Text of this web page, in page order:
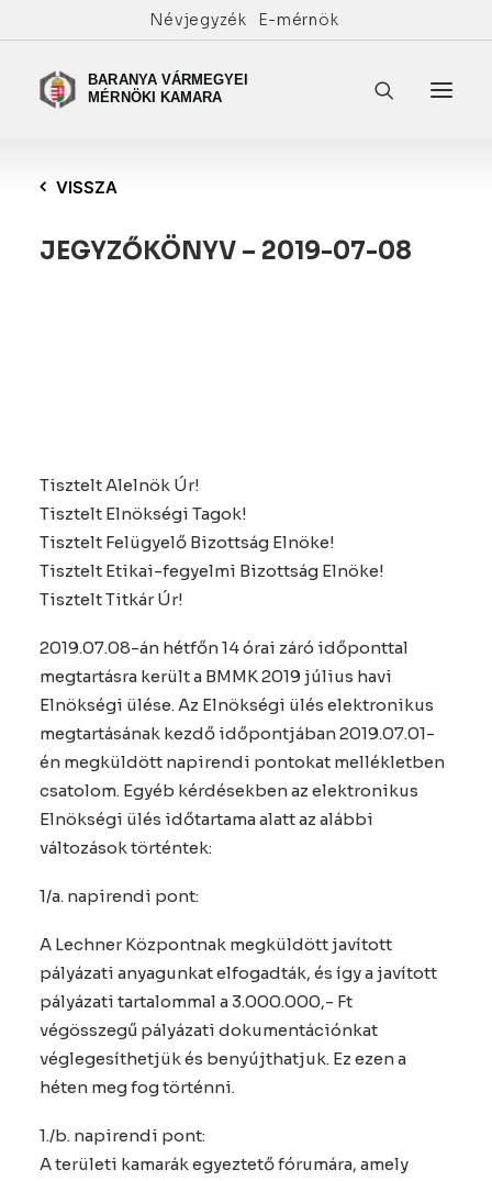
Névjegyzék E-mérnök
VISSZA
JEGYZŐKÖNYV – 2019-07-08
Tisztelt Alelnök Úr!
Tisztelt Elnökségi Tagok!
Tisztelt Felügyelő Bizottság Elnöke!
Tisztelt Etikai-fegyelmi Bizottság Elnöke!
Tisztelt Titkár Úr!
2019.07.08-án hétfőn 14 órai záró időponttal
megtartásra került a BMMK 2019 július havi
Elnökségi ülése. Az Elnökségi ülés elektronikus
megtartásának kezdő időpontjában 2019.07.01-
én megküldött napirendi pontokat mellékletben
csatolom. Egyéb kérdésekben az elektronikus
Elnökségi ülés időtartama alatt az alábbi
változások történtek:
1/a. napirendi pont:
A Lechner Központnak megküldött javított
pályázati anyagunkat elfogadták, és így a javított
pályázati tartalommal a 3.000.000,- Ft
végösszegű pályázati dokumentációnkat
véglegesíthetjük és benyújthatjuk. Ez ezen a
héten meg fog történni.
1./b. napirendi pont:
A területi kamarák egyeztető fórumára, amely